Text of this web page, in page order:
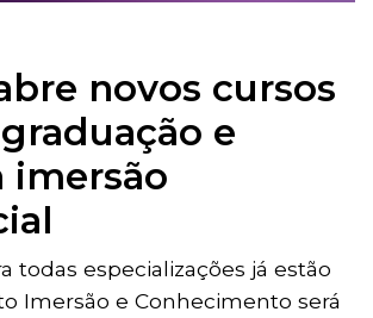
novos cursos
e
imersão
todas especializações já estão
Imersão e Conhecimento será